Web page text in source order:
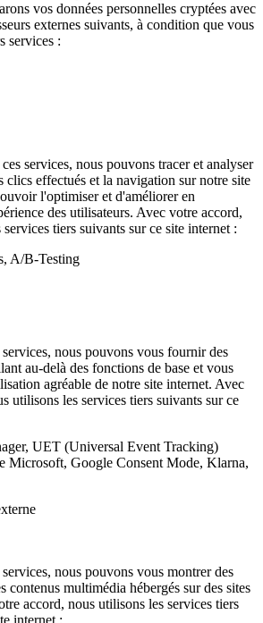
vos données personnelles cryptées avec
externes suivants, à condition que vous
services :
services, nous pouvons tracer et analyser
clics effectués et la navigation sur notre site
l'optimiser et d'améliorer en
des utilisateurs. Avec votre accord,
tiers suivants sur ce site internet :
A/B-Testing
services, nous pouvons vous fournir des
au-delà des fonctions de base et vous
agréable de notre site internet. Avec
utilisons les services tiers suivants sur ce
UET (Universal Event Tracking)
Microsoft, Google Consent Mode, Klarna,
nous pouvons vous montrer des
contenus multimédia hébergés sur des sites
accord, nous utilisons les services tiers